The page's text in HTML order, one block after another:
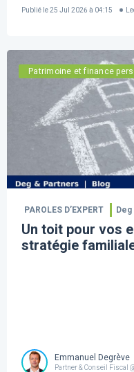
Publié le25 Jul 2026 à 04:15
Patrimoine et finance
PAROLES D’EXPERT
Un toit pour vos
stratégie
Emmanuel Degrève
Partner & Conseil Fiscal